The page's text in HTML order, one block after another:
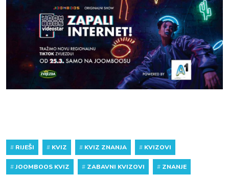
# RIJEŠI # KVIZ # KVIZ ZNANJA # KVIZOVI
#JOOMBOOS KVIZ # ZABAVNI KVIZOVI # ZNANJE